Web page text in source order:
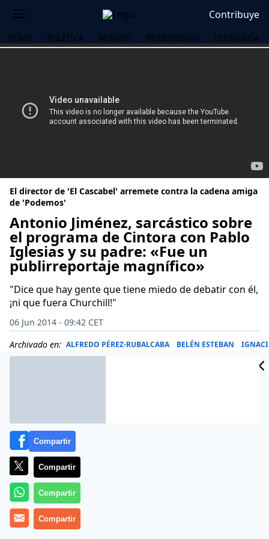
Contribuye
HOME POLÍTICA MUNDO PERIODISMO ECONOMÍA
El director de 'El Cascabel' arremete contra la cadena amiga
de 'Podemos'
Antonio Jiménez, sarcástico sobre
el programa de Cintora con Pablo
Iglesias y su padre: «Fue un
publirreportaje magnífico»
"Dice que hay gente que tiene miedo de debatir con él,
¡ni que fuera Churchill!"
06 Jun 2014 - 09:42 CET
Archivado en: ALFREDO PÉREZ-RUBALCABA BELÉN ESTEBAN
Compartir
Compartir
Compartir
Compartir